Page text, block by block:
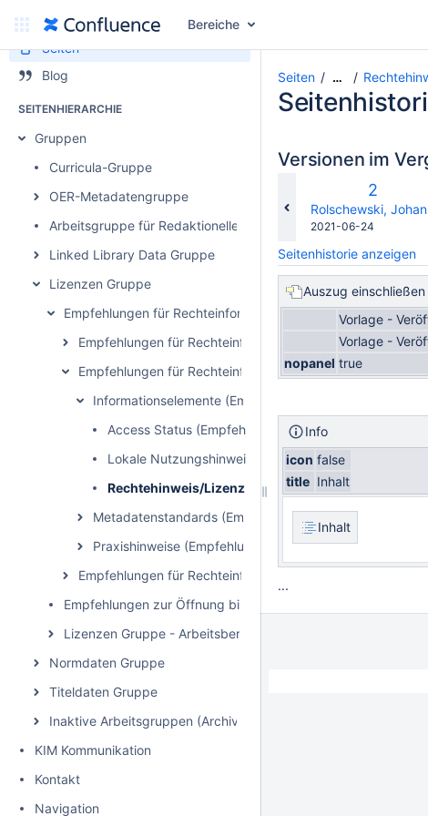
Bereiche
Seiten
Blog
SEITENHIERARCHIE
Gruppen
Curricula-Gruppe
OER-Metadatengruppe
Arbeitsgruppe für Redaktionelle Akteur*innen von
Linked Library Data Gruppe
Lizenzen Gruppe
Empfehlungen für Rechteinformationen in Metadaten
Empfehlungen für Rechteinformationen in Metadaten (1.0)
Empfehlungen für Rechteinformationen in Metadaten (2.0)
Informationselemente (Empfehlung 2.0)
Access Status (Empfehlung 2.0)
Lokale Nutzungshinweise (Empfehlung 2.0)
Rechtehinweis/Lizenz (Empfehlung 2.0)
Metadatenstandards (Empfehlung 2.0)
Praxishinweise (Empfehlung 2.0)
Empfehlungen für Rechteinformationen in Metadaten (3.0)
Empfehlungen zur Öffnung bibliothekarischer Daten
Lizenzen Gruppe - Arbeitsbereich
Normdaten Gruppe
Titeldaten Gruppe
Inaktive Arbeitsgruppen (Archiv)
KIM Kommunikation
Kontakt
Navigation
Seiten …
Versionen im
Alte
Version
2
Rolschewski,
Gespeichert
2021-06-24
Seitenhistorie anzeigen
Auszug einschließen
Vorlage -
Vorlage -
nopanel true
Info
icon false
title Inhalt
Inhalt
...